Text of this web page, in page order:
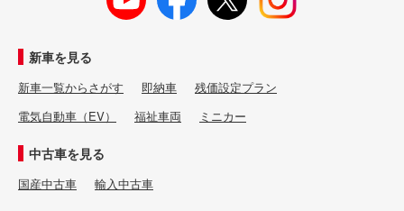
新車を見る
新車一覧からさがす 即納車
残価設定プラン
電気自動車（EV）
福祉車両 ミニカー
中古車を見る
国産中古車 輸入中古車